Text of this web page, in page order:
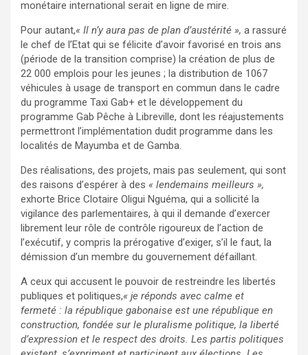
monétaire international serait en ligne de mire.
Pour autant,« Il n’y aura pas de plan d’austérité », a rassuré
le chef de l’Etat qui se félicite d’avoir favorisé en trois ans
(période de la transition comprise) la création de plus de
22 000 emplois pour les jeunes ; la distribution de 1067
véhicules à usage de transport en commun dans le cadre
du programme Taxi Gab+ et le développement du
programme Gab Pêche à Libreville, dont les réajustements
permettront l’implémentation dudit programme dans les
localités de Mayumba et de Gamba.
Des réalisations, des projets, mais pas seulement, qui sont
des raisons d’espérer à des « lendemains meilleurs »,
exhorte Brice Clotaire Oligui Nguéma, qui a sollicité la
vigilance des parlementaires, à qui il demande d’exercer
librement leur rôle de contrôle rigoureux de l’action de
l’exécutif, y compris la prérogative d’exiger, s’il le faut, la
démission d’un membre du gouvernement défaillant.
A ceux qui accusent le pouvoir de restreindre les libertés
publiques et politiques,« je réponds avec calme et
fermeté : la république gabonaise est une république en
construction, fondée sur le pluralisme politique, la liberté
d’expression et le respect des droits. Les partis politiques